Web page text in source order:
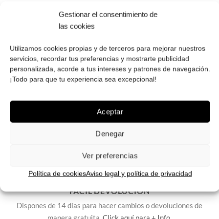
Gestionar el consentimiento de
las cookies
Utilizamos cookies propias y de terceros para mejorar nuestros
servicios, recordar tus preferencias y mostrarte publicidad
personalizada, acorde a tus intereses y patrones de navegación.
¡Todo para que tu experiencia sea excepcional!
Aceptar
Denegar
Ver preferencias
Política de cookiesAviso legal y política de privacidad
Tú eliges cómo pagar tus Roberto: Tarjeta, Pay Pal o contra
ENVÍOS GRATIS
Consulta aquítoda la info relativa a envíos.
FÁCIL DEVOLUCIÓN
Dispones de 14 días para hacer cambios o devoluciones de